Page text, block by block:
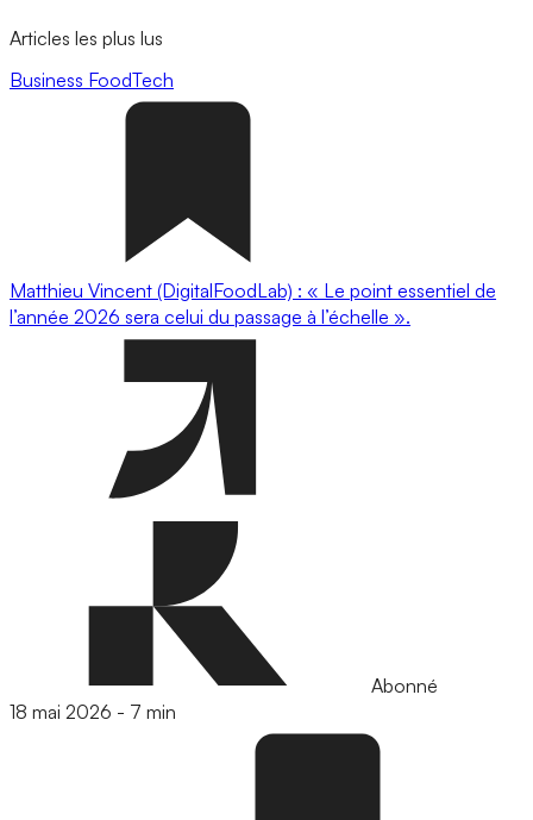
Articles les plus lus
Business FoodTech
Matthieu Vincent (DigitalFoodLab) : « Le point essentiel de
l’année 2026 sera celui du passage à l’échelle ».
Abonné
18 mai 2026 - 7 min